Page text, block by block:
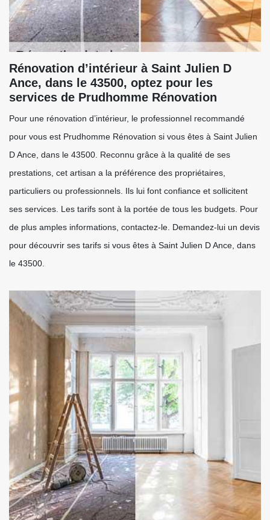
Rénovation d’intérieur à Saint Julien D
Ance, dans le 43500, optez pour les
services de Prudhomme Rénovation
Pour une rénovation d’intérieur, le professionnel recommandé
pour vous est Prudhomme Rénovation si vous êtes à Saint Julien
D Ance, dans le 43500. Reconnu grâce à la qualité de ses
prestations, cet artisan a la préférence des propriétaires,
particuliers ou professionnels. Ils lui font confiance et sollicitent
ses services. Les tarifs sont à la portée de tous les budgets. Pour
de plus amples informations, contactez-le. Demandez-lui un devis
pour découvrir ses tarifs si vous êtes à Saint Julien D Ance, dans
le 43500.